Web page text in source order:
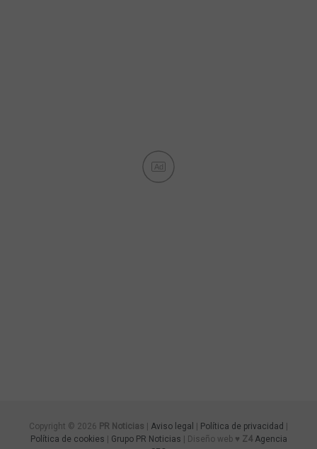
Ad
Copyright © 2026 PR Noticias | Aviso legal | Política de privacidad |
Política de cookies | Grupo PR Noticias | Diseño web ♥ Z4 Agencia